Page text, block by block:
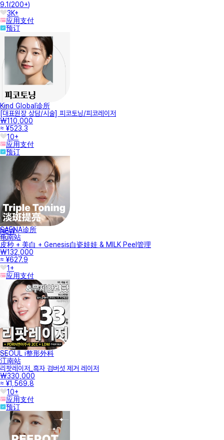
9.1(200+)
3K+
应用支付
预订
Kind Global诊所
[대표원장 상담/시술] 피코토닝/피코레이저
₩110,000
≈ ¥523.3
10+
应用支付
预订
NEW
SAENA诊所
龟南站
皮秒 + 美白 + Genesis白瓷娃娃 & MILK Peel管理
₩132,000
≈ ¥627.9
1+
应用支付
SEOUL i整形外科
江南站
리팟레이저_흑자 검버섯 제거 레이저
₩330,000
≈ ¥1,569.8
10+
应用支付
预订